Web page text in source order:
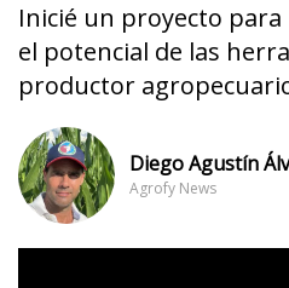
Inicié un proyecto
el potencial de las
productor
Diego Agustín
Agrofy News